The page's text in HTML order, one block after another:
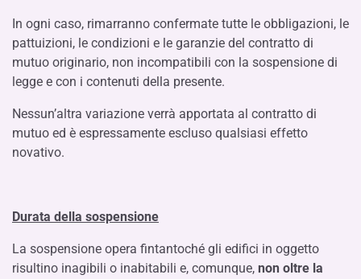
In ogni caso, rimarranno confermate tutte le obbligazioni, le
pattuizioni, le condizioni e le garanzie del contratto di
mutuo originario, non incompatibili con la sospensione di
legge e con i contenuti della presente.
Nessun’altra variazione verrà apportata al contratto di
mutuo ed è espressamente escluso qualsiasi effetto
novativo.
Durata della sospensione
La sospensione opera fintantoché gli edifici in oggetto
risultino inagibili o inabitabili e, comunque, non oltre la